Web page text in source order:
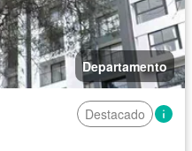
Departamento
Destacado